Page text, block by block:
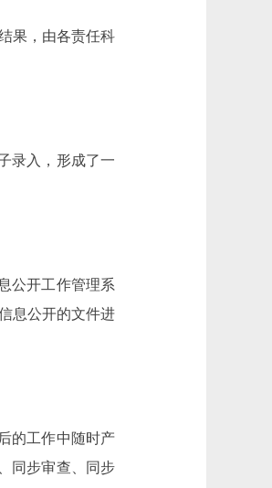
果，由各责任科
录入，形成了一
公开工作管理系
息公开的文件进
的工作中随时产
同步审查、同步